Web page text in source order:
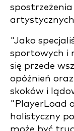
"Jako
sportowych i
się przede
opóźnień
skoków i
"PlayerLoad
holistyczny